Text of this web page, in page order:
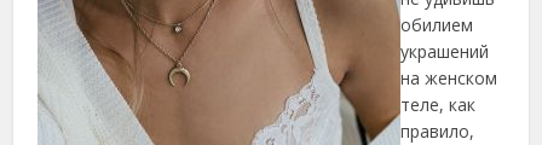
обилием
украшений
на женском
теле, как
правило,